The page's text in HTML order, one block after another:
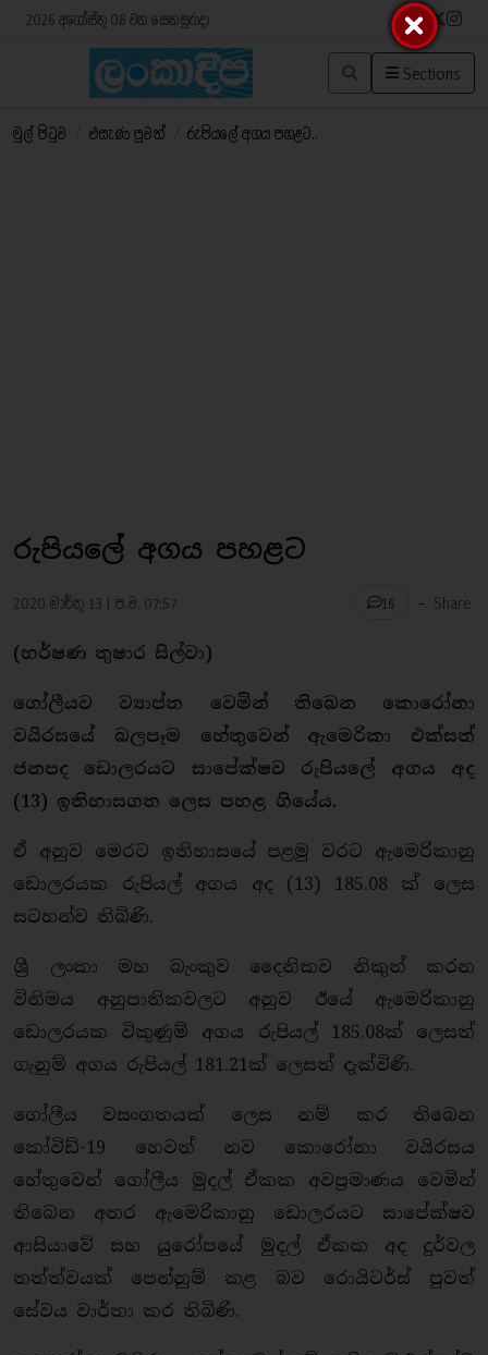
2026 අගෝස්තු 08 වන සෙනසුරාදා
Sections
මුල් පිටුව එසැණ පුවත් රුපියලේ අගය පහළට..
රුපියලේ අගය පහළට
2020 මාර්තු 13 | ප.ව. 07:57 16 - Share
(හර්ෂණ තුෂාර සිල්වා)
ගෝලීයව ව්‍යාප්ත වෙමින් තිබෙන කොරෝනා
වයිරසයේ බලපෑම හේතුවෙන් ඇමෙරිකා එක්සත්
ජනපද ඩොලරයට සාපේක්ෂව රුපියලේ අගය අද
(13) ඉතිහාසගත ලෙස පහළ ගියේය.
ඒ අනුව මෙරට ඉතිහාසයේ පළමු වරට ඇමෙරිකානු
ඩොලරයක රුපියල් අගය අද (13) 185.08 ක් ලෙස
සටහන්ව තිබිණි.
ශ්‍රී ලංකා මහ බැංකුව දෛනිකව නිකුත් කරන
විනිමය අනුපාතිකවලට අනුව ඊයේ ඇමෙරිකානු
ඩොලරයක විකුණුම් අගය රුපියල් 185.08ක් ලෙසත්
ගැනුම් අගය රුපියල් 181.21ක් ලෙසත් දැක්විණි.
ගෝලීය වසංගතයක් ලෙස නම් කර තිබෙන
කෝවිඩ්-19 හෙවත් නව කොරෝනා වයිරසය
හේතුවෙන් ගෝලීය මුදල් ඒකක අවප්‍රමාණය වෙමින්
තිබෙන අතර ඇමෙරිකානු ඩොලරයට සාපේක්ෂව
ආසියාවේ සහ යුරෝපයේ මුදල් ඒකක අද දුර්වල
තත්ත්වයක් පෙන්නුම් කළ බව රොයිටර්ස් පුවත්
සේවය වාර්තා කර තිබිණි.